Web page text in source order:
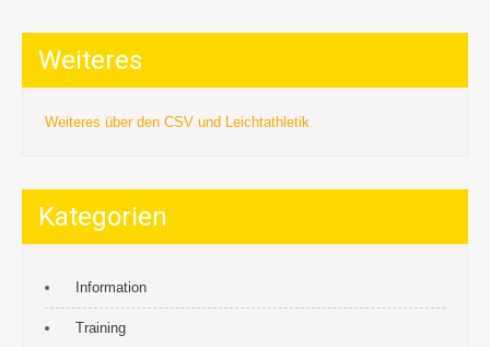
Weiteres
Weiteres über den CSV und Leichtathletik
Kategorien
Information
Training